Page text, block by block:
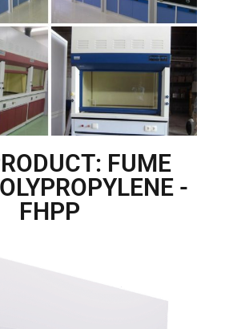
FUME
-
FHPP